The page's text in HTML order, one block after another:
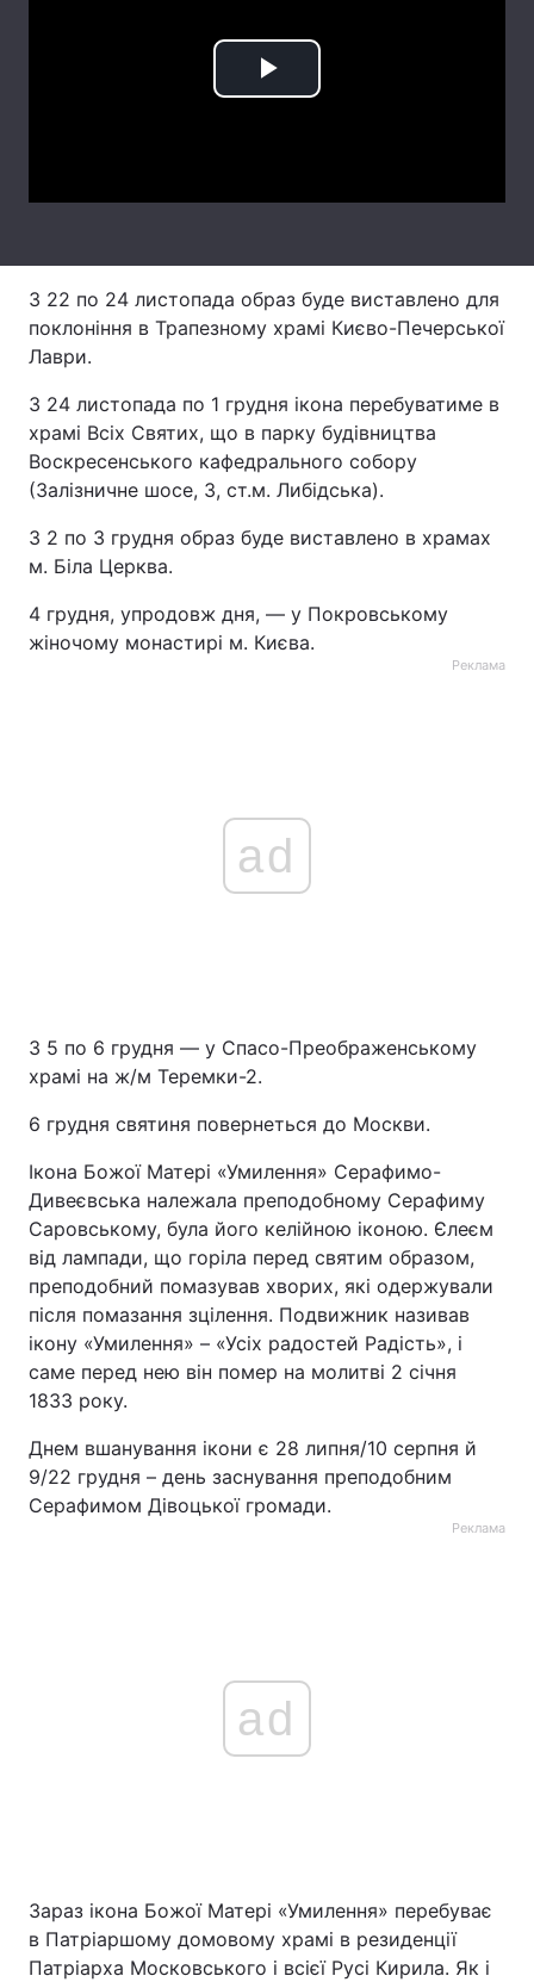
Тема оформлення
Play
З 22 по 24 листопада образ буде виставлено для
поклоніння в Трапезному храмі Києво-Печерської
Лаври.
З 24 листопада по 1 грудня ікона перебуватиме в
храмі Всіх Святих, що в парку будівництва
Воскресенського кафедрального собору
(Залізничне шосе, 3, ст.м. Либідська).
З 2 по 3 грудня образ буде виставлено в храмах
м. Біла Церква.
4 грудня, упродовж дня, — у Покровському
жіночому монастирі м. Києва.
Реклама
ad
З 5 по 6 грудня — у Спасо-Преображенському
храмі на ж/м Теремки-2.
6 грудня святиня повернеться до Москви.
Ікона Божої Матері «Умилення» Серафимо-
Дивеєвська належала преподобному Серафиму
Саровському, була його келійною іконою. Єлеєм
від лампади, що горіла перед святим образом,
преподобний помазував хворих, які одержували
після помазання зцілення. Подвижник називав
ікону «Умилення» – «Усіх радостей Радість», і
саме перед нею він помер на молитві 2 січня
1833 року.
Днем вшанування ікони є 28 липня/10 серпня й
9/22 грудня – день заснування преподобним
Серафимом Дівоцької громади.
Реклама
ad
Зараз ікона Божої Матері «Умилення» перебуває
в Патріаршому домовому храмі в резиденції
Патріарха Московського і всієї Русі Кирила. Як і